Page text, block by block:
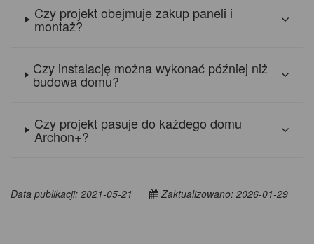
Czy projekt obejmuje zakup paneli i
montaż?
Czy instalację można wykonać później niż
budowa domu?
Czy projekt pasuje do każdego domu
Archon+?
Data publikacji: 2021-05-21 Zaktualizowano: 2026-01-29